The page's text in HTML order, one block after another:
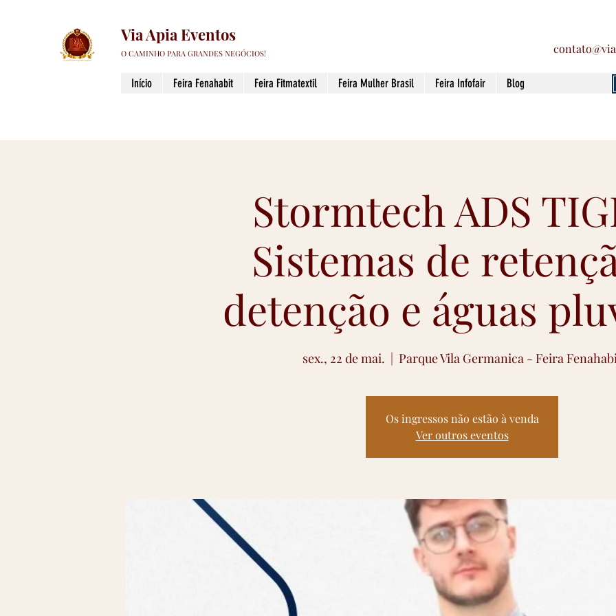
Via Apia Eventos
O CAMINHO PARA GRANDES NEGÓCIOS!
Início Feira Fenahabit Feira Fitmatextil Feira Mulher Brasil Feira Infofair Blog
Stormtech ADS
Sistemas de
detenção e águas
sex., 22 de mai.
  |
Parque Vila Germanica - Feira
Os ingressos não estão à venda
Ver outros eventos